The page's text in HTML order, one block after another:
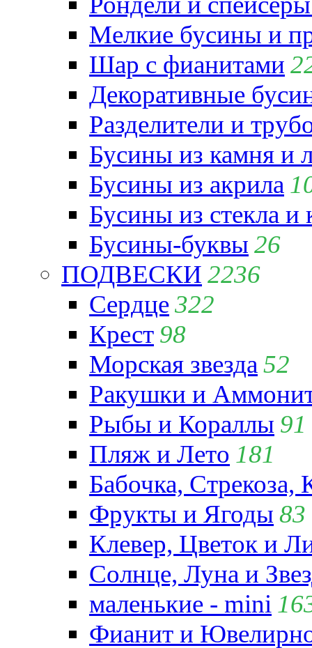
Мелкие бусины и
Шар с фианитами
Декоративные
Разделители и
Бусины из камня и
Бусины из акрила
Бусины из стекла и
Бусины-буквы 26
ПОДВЕСКИ 2236
Сердце322
Крест 98
Морская звезда 52
Ракушки и
Рыбы и Кораллы 91
Пляж и Лето 181
Бабочка,
Фрукты и Ягоды 83
Клевер, Цветок и
Солнце, Луна и
маленькие - mini
Фианит и